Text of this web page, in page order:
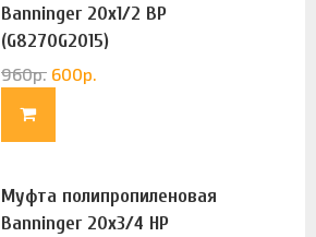
Banninger 20х1/2 ВР
(G8270G2015)
960р. 600р.
Муфта полипропиленовая
Banninger 20х3/4 НР